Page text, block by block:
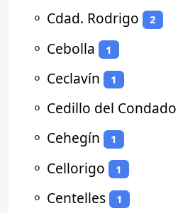
⚬ Cdad. Rodrigo 2
⚬ Cebolla 1
⚬ Ceclavín 1
⚬ Cedillo del Condado
⚬ Cehegín 1
⚬ Cellorigo 1
⚬ Centelles 1